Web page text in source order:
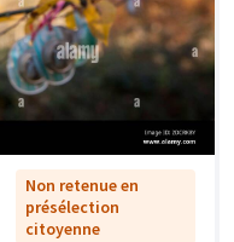
Non retenue en
présélection
citoyenne